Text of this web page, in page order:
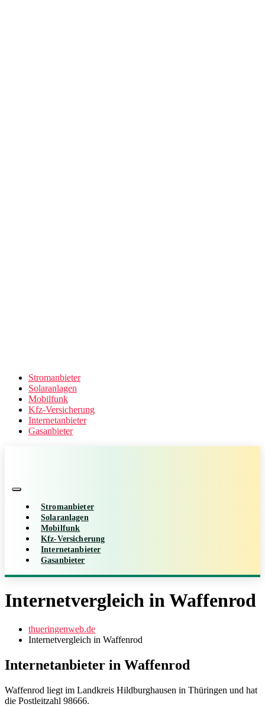
Stromanbieter
Solaranlagen
Mobilfunk
Kfz-Versicherung
Internetanbieter
Gasanbieter
Stromanbieter
Solaranlagen
Mobilfunk
Kfz-Versicherung
Internetanbieter
Gasanbieter
Internetvergleich in Waffenrod
thueringenweb.de
Internetvergleich in Waffenrod
Internetanbieter in Waffenrod
Waffenrod liegt im Landkreis Hildburghausen in Thüringen und hat
die Postleitzahl 98666.